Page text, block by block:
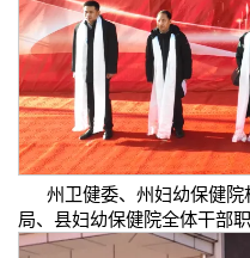
州卫健委、州妇幼保健
局、县妇幼保健院全体干部